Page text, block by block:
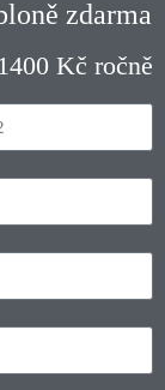
zdarma
Kč ročně